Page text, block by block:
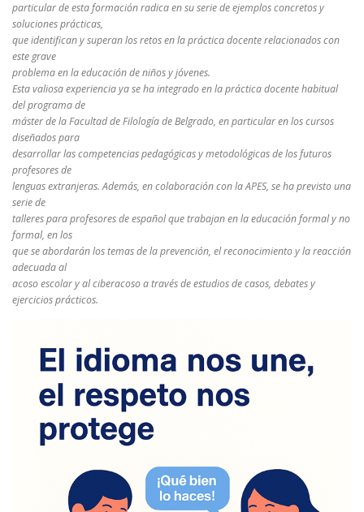
particular de esta formación radica en su serie de ejemplos concretos y
soluciones prácticas,
que identifican y superan los retos en la práctica docente relacionados con
este grave
problema en la educación de niños y jóvenes.
Esta valiosa experiencia ya se ha integrado en la práctica docente habitual
del programa de
máster de la Facultad de Filología de Belgrado, en particular en los cursos
diseñados para
desarrollar las competencias pedagógicas y metodológicas de los futuros
profesores de
lenguas extranjeras. Además, en colaboración con la APES, se ha previsto una
serie de
talleres para profesores de español que trabajan en la educación formal y no
formal, en los
que se abordarán los temas de la prevención, el reconocimiento y la reacción
adecuada al
acoso escolar y al ciberacoso a través de estudios de casos, debates y
ejercicios prácticos.